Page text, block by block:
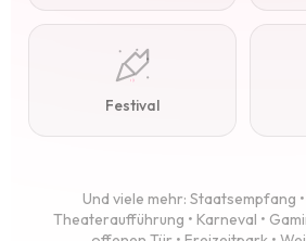
Festival
Und viele mehr: Staatsempfang
Theateraufführung • Karneval •